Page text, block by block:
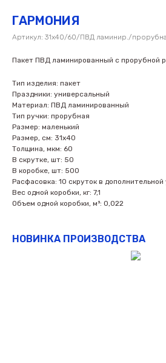
ГАРМОНИЯ
Артикул: 31х40/60/ПВД ламинир./
Пакет ПВД ламинированный с прорубной
Тип изделия: пакет
Праздники: универсальный
Материал: ПВД ламинированный
Тип ручки: прорубная
Размер: маленький
Размер, см: 31х40
Толщина, мкм: 60
В скрутке, шт: 50
В коробке, шт: 500
Расфасовка: 10 скруток в
Вес одной коробки, кг: 7,1
Объем одной коробки, м³: 0,022
НОВИНКА ПРОИЗВОДСТВА